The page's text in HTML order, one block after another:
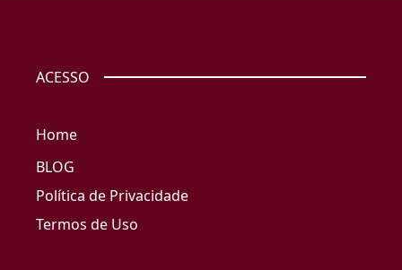
ACESSO
Home
BLOG
Política de Privacidade
Termos de Uso